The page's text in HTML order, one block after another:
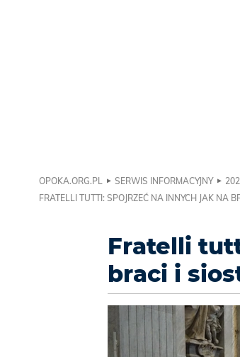
OPOKA.ORG.PL SERWIS INFORMACYJNY
FRATELLI TUTTI: SPOJRZEĆ NA INNYCH JAK NA
Fratelli
braci i